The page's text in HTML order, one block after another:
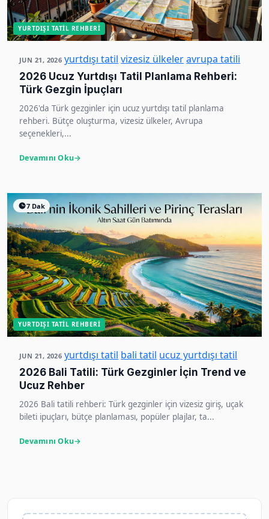
YURTDIŞI TATIL REHBERI
JUN 21, 2026 yurtdışı tatil vizesiz ülkeleravrupa tatili
2026 Ucuz Yurtdışı Tatil Planlama Rehberi:
Türk Gezgin İpuçları
2026'da Türk gezginler için ucuz yurtdışı tatil planlama
rehberi. Bütçe oluşturma, vizesiz ülkeler, Avrupa
seçenekleri,...
Devamını Oku
7 Dak
YURTDIŞI TATIL REHBERI
JUN 21, 2026 yurtdışı tatil bali tatil ucuz yurtdışı tatil
2026 Bali Tatili: Türk Gezginler İçin Trend ve
Ucuz Rehber
2026 Bali tatili rehberi: Türk gezginler için vizesiz giriş, uçak
bileti ipuçları, bütçe planlaması, popüler plajlar, ta...
Devamını Oku